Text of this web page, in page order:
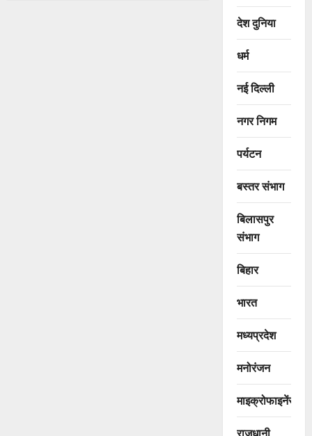
देश दुनिया
धर्म
नई दिल्ली
नगर निगम
पर्यटन
बस्तर संभाग
बिलासपुर
संभाग
बिहार
भारत
मध्यप्रदेश
मनोरंजन
माइक्रोफाइनेंस